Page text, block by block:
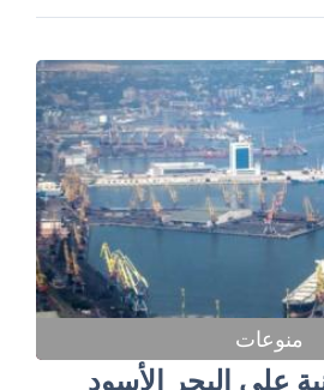
منوعات
على البحر الأسود